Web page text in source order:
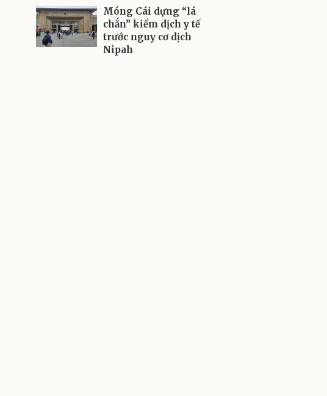
Móng Cái dựng “lá
chắn” kiểm dịch y tế
trước nguy cơ dịch
Nipah